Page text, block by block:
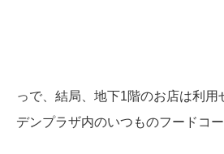
っで、結局、地下1階のお店は利用
デンプラザ内のいつものフードコー